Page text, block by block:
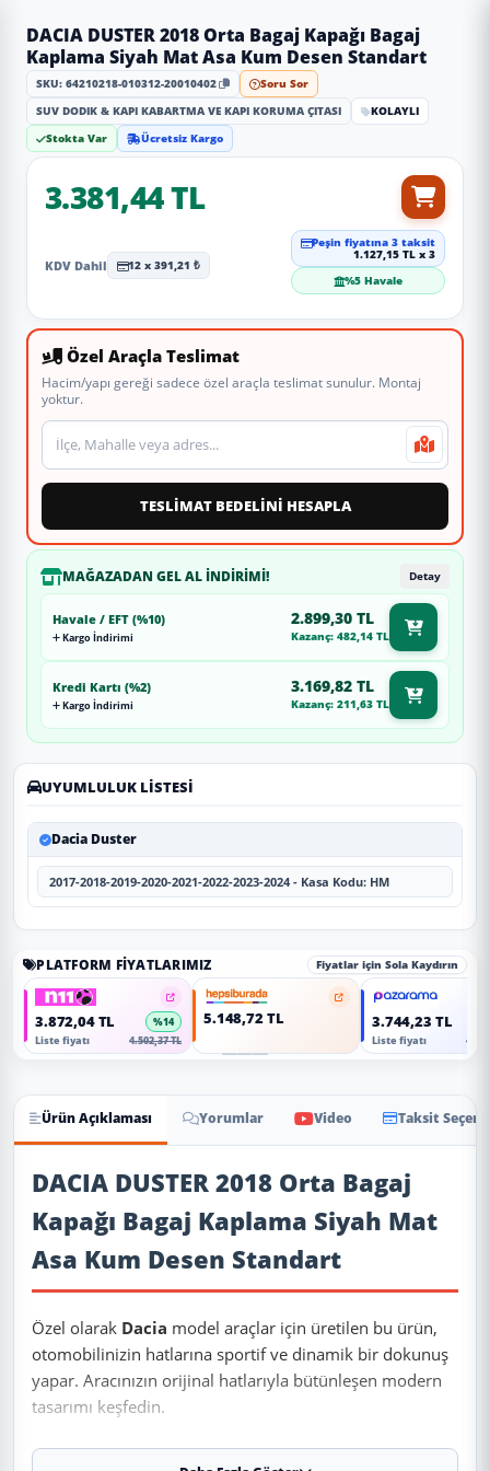
DACIA DUSTER 2018 Orta Bagaj Kapağı Bagaj
Kaplama Siyah Mat Asa Kum Desen Standart
SKU: 64210218-010312-20010402
Soru Sor
SUV DODIK & KAPI KABARTMA VE KAPI KORUMA ÇITASI
KOLAYLI
Stokta Var
Ücretsiz Kargo
3.381,44 TL
KDV Dahil 12 x 391,21 ₺
Peşin fiyatına 3 taksit
1.127,15 TL x 3
%5 Havale
Özel Araçla Teslimat
Hacim/yapı gereği sadece özel araçla teslimat sunulur. Montaj
yoktur.
Teslimat veya montaj adresi
TESLİMAT BEDELİNİ HESAPLA
MAĞAZADAN GEL AL İNDIRIMI! Detay
Havale / EFT (%10)
Kargo İndirimi
2.899,30 TL
Kazanç: 482,14 TL
Kredi Kartı (%2)
Kargo İndirimi
3.169,82 TL
Kazanç: 211,63 TL
UYUMLULUK LISTESI
Dacia Duster
2017-2018-2019-2020-2021-2022-2023-2024 - Kasa Kodu: HM
PLATFORM FIYATLARIMIZ Fiyatlar için Sola Kaydırın
3.872,04 TL
%14
Liste fiyatı
4.502,37 TL
5.148,72 TL 3.744,23 TL
Liste fiyatı
Ürün Açıklaması Yorumlar Video Taksit
Ürün Açıklaması
DACIA DUSTER 2018 Orta Bagaj
Kapağı Bagaj Kaplama Siyah Mat
Asa Kum Desen Standart
Özel olarak Dacia model araçlar için üretilen bu ürün,
otomobilinizin hatlarına sportif ve dinamik bir dokunuş
yapar. Aracınızın orijinal hatlarıyla bütünleşen modern
tasarımı keşfedin.